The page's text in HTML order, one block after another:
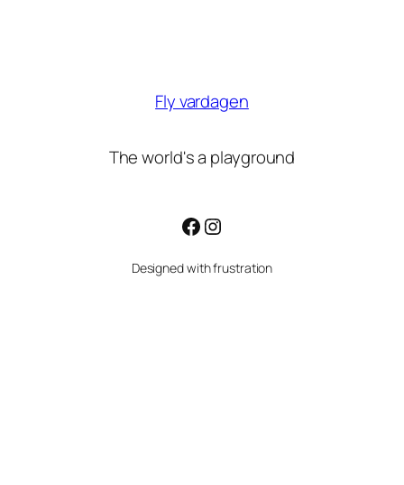
Fly vardagen
The world's a playground
Facebook
Instagram
Designed with frustration